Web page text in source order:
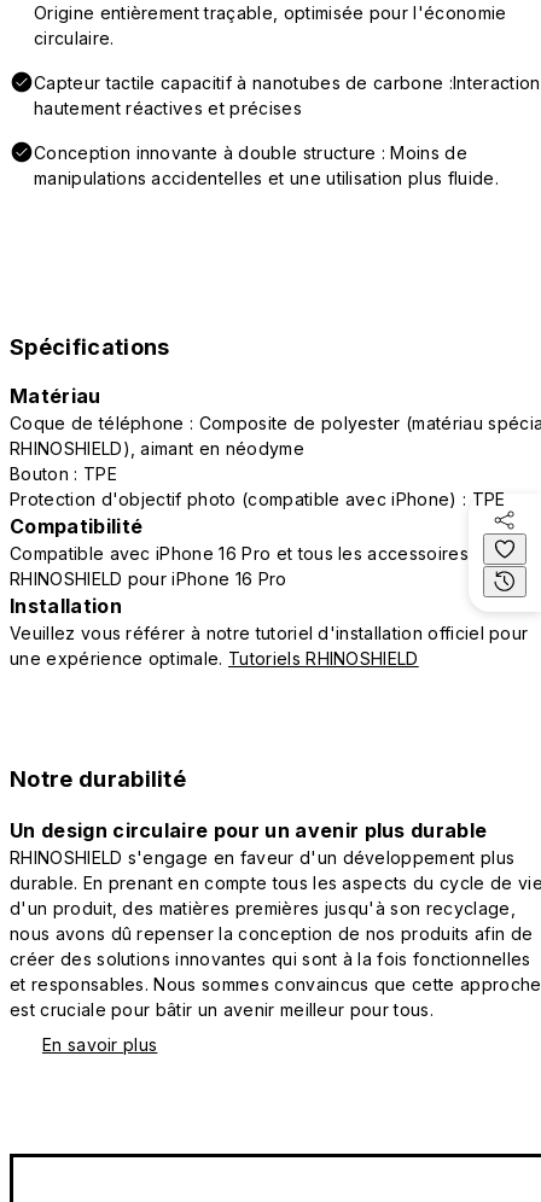
Origine entièrement traçable, optimisée pour l'économie
circulaire.
Capteur tactile capacitif à nanotubes de carbone
hautement réactives et précises
Conception innovante à double structure : Moins de
manipulations accidentelles et une utilisation plus fluide.
Spécifications
Matériau
Coque de téléphone : Composite de polyester (matériau
RHINOSHIELD), aimant en néodyme
Bouton : TPE
Protection d'objectif photo (compatible avec iPhone) : TPE
Compatibilité
Compatible avec iPhone 16 Pro et tous les accessoires
RHINOSHIELD pour iPhone 16 Pro
Installation
Veuillez vous référer à notre tutoriel d'installation officiel pour
une expérience optimale. Tutoriels RHINOSHIELD
Notre durabilité
Un design circulaire pour un avenir plus durable
RHINOSHIELD s'engage en faveur d'un développement plus
durable. En prenant en compte tous les aspects du cycle de
d'un produit, des matières premières jusqu'à son recyclage,
nous avons dû repenser la conception de nos produits afin de
créer des solutions innovantes qui sont à la fois fonctionnelles
et responsables. Nous sommes convaincus que cette approche
est cruciale pour bâtir un avenir meilleur pour tous.
En savoir plus